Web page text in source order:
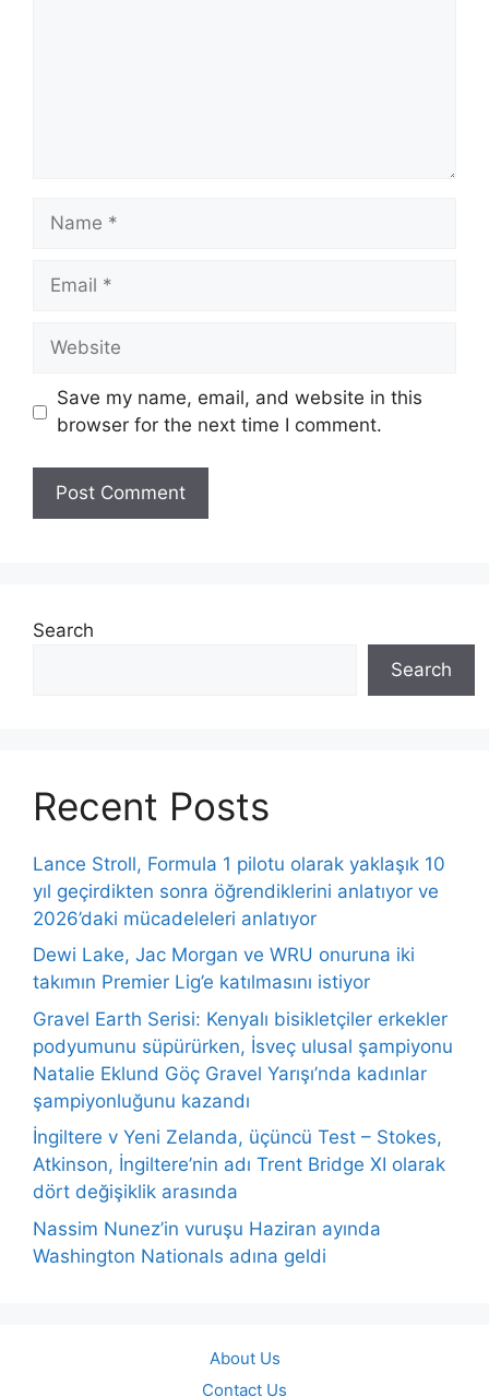
Name
Email
Website
Save my name, email, and website in this
browser for the next time I comment.
Search
Search
Recent Posts
Lance Stroll, Formula 1 pilotu olarak yaklaşık 10
yıl geçirdikten sonra öğrendiklerini anlatıyor ve
2026’daki mücadeleleri anlatıyor
Dewi Lake, Jac Morgan ve WRU onuruna iki
takımın Premier Lig’e katılmasını istiyor
Gravel Earth Serisi: Kenyalı bisikletçiler erkekler
podyumunu süpürürken, İsveç ulusal şampiyonu
Natalie Eklund Göç Gravel Yarışı’nda kadınlar
şampiyonluğunu kazandı
İngiltere v Yeni Zelanda, üçüncü Test – Stokes,
Atkinson, İngiltere’nin adı Trent Bridge XI olarak
dört değişiklik arasında
Nassim Nunez’in vuruşu Haziran ayında
Washington Nationals adına geldi
About Us
Contact Us